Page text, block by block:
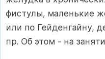
фистулы, маленькие
или по Гейденгайну,
пр. Об этом - на